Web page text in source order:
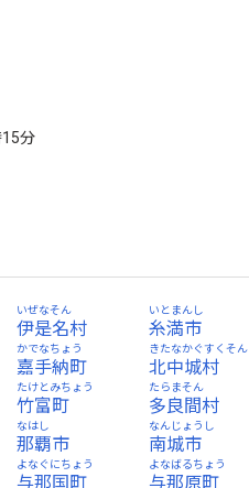
分
伊是名村
いぜなそん
糸満市
いとまんし
嘉手納町
かでなちょう
北中城村
きたなかぐすくそん
竹富町
たけとみちょう
多良間村
たらまそん
那覇市
なはし
南城市
なんじょうし
与那国町
よなぐにちょう
与那原町
よなばるちょう